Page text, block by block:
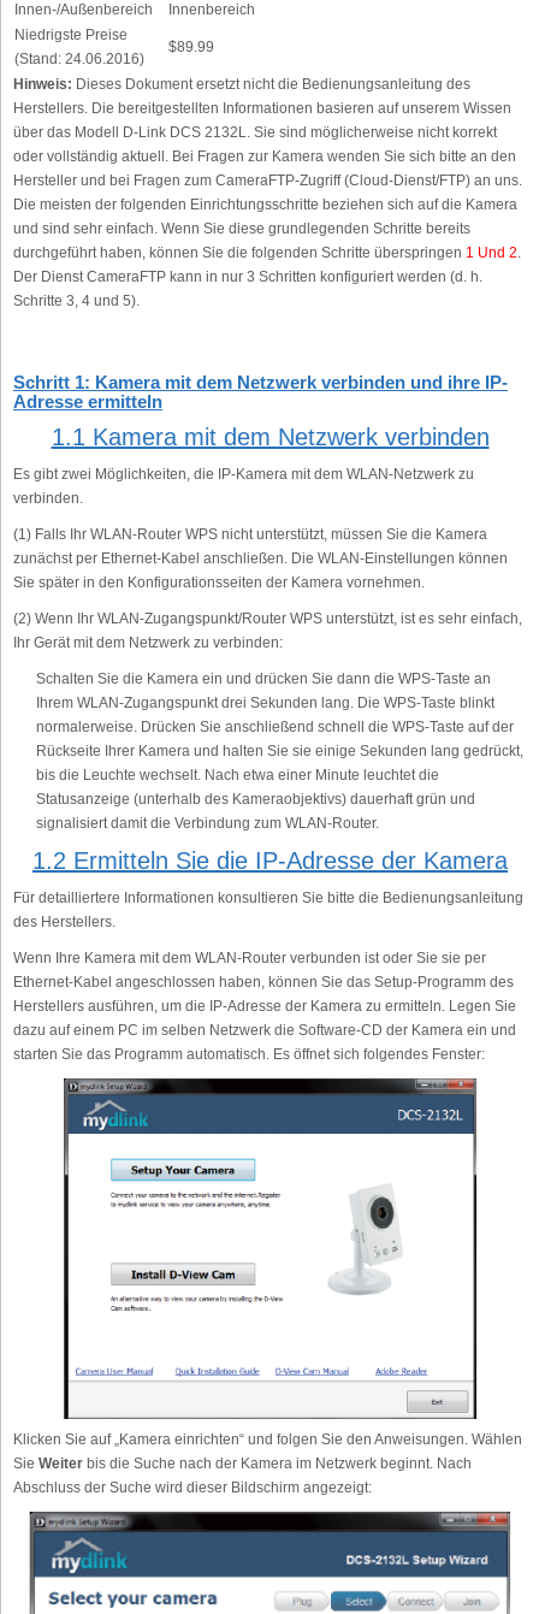
Innen-/Außenbereich
Innenbereich
Niedrigste Preise
(Stand: 24.06.2016)
$89.99
Hinweis: Dieses Dokument ersetzt nicht die Bedienungsanleitung des
Herstellers. Die bereitgestellten Informationen basieren auf unserem Wissen
über das Modell D-Link DCS 2132L. Sie sind möglicherweise nicht korrekt
oder vollständig aktuell. Bei Fragen zur Kamera wenden Sie sich bitte an den
Hersteller und bei Fragen zum CameraFTP-Zugriff (Cloud-Dienst/FTP) an uns.
Die meisten der folgenden Einrichtungsschritte beziehen sich auf die Kamera
und sind sehr einfach. Wenn Sie diese grundlegenden Schritte bereits
durchgeführt haben, können Sie die folgenden Schritte überspringen 1 Und 2.
Der Dienst CameraFTP kann in nur 3 Schritten konfiguriert werden (d. h.
Schritte 3, 4 und 5).
Schritt 1: Kamera mit dem Netzwerk verbinden und ihre IP-
Adresse ermitteln
1.1 Kamera mit dem Netzwerk verbinden
Es gibt zwei Möglichkeiten, die IP-Kamera mit dem WLAN-Netzwerk zu
verbinden.
(1) Falls Ihr WLAN-Router WPS nicht unterstützt, müssen Sie die Kamera
zunächst per Ethernet-Kabel anschließen. Die WLAN-Einstellungen können
Sie später in den Konfigurationsseiten der Kamera vornehmen.
(2) Wenn Ihr WLAN-Zugangspunkt/Router WPS unterstützt, ist es sehr einfach,
Ihr Gerät mit dem Netzwerk zu verbinden:
Schalten Sie die Kamera ein und drücken Sie dann die WPS-Taste an
Ihrem WLAN-Zugangspunkt drei Sekunden lang. Die WPS-Taste blinkt
normalerweise. Drücken Sie anschließend schnell die WPS-Taste auf der
Rückseite Ihrer Kamera und halten Sie sie einige Sekunden lang gedrückt,
bis die Leuchte wechselt. Nach etwa einer Minute leuchtet die
Statusanzeige (unterhalb des Kameraobjektivs) dauerhaft grün und
signalisiert damit die Verbindung zum WLAN-Router.
1.2 Ermitteln Sie die IP-Adresse der Kamera
Für detailliertere Informationen konsultieren Sie bitte die Bedienungsanleitung
des Herstellers.
Wenn Ihre Kamera mit dem WLAN-Router verbunden ist oder Sie sie per
Ethernet-Kabel angeschlossen haben, können Sie das Setup-Programm des
Herstellers ausführen, um die IP-Adresse der Kamera zu ermitteln. Legen Sie
dazu auf einem PC im selben Netzwerk die Software-CD der Kamera ein und
starten Sie das Programm automatisch. Es öffnet sich folgendes Fenster:
Klicken Sie auf „Kamera einrichten“ und folgen Sie den Anweisungen. Wählen
Sie Weiter bis die Suche nach der Kamera im Netzwerk beginnt. Nach
Abschluss der Suche wird dieser Bildschirm angezeigt: